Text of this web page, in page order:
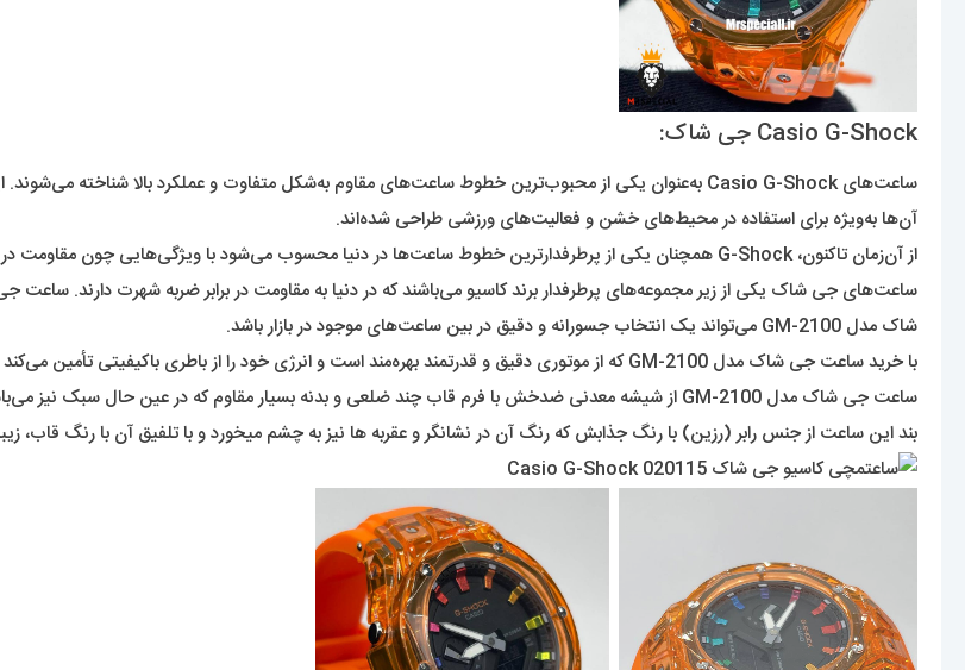
Casio G-Shock جی شاک:
ساعت‌های Casio G-Shock به‌عنوان یکی از محبوب‌ترین خطوط ساعت‌های مقاوم به‌شکل متفاوت و عملکرد بالا شناخته می‌شوند. این ساعت‌ها در دهه ۱۹۸۰ معرفی شدند و بخشی از کمپانی Casio هستند.
آن‌ها به‌ویژه برای استفاده در محیط‌های خشن و فعالیت‌های ورزشی طراحی شده‌اند.
از آن‌زمان تاکنون، G-Shock همچنان یکی از پرطرفدارترین خطوط ساعت‌ها در دنیا محسوب می‌شود با ویژگی‌هایی چون مقاومت در برابر ضربه، ضدآب بودن و دقت در نمایش زمان.
شاک مدل GM-2100 می‌تواند یک انتخاب جسورانه و دقیق در بین ساعت‌های موجود در بازار باشد.
با خرید ساعت جی شاک مدل GM-2100 که از موتوری دقیق و قدرتمند بهره‌مند است و انرژی خود را از باطری باکیفیتی تأمین می‌کند تا به دو صورت آنالوگ و دیجیتال زمان را برای شما به نمایش گذارد.
ساعت جی شاک مدل GM-2100 از شیشه معدنی ضدخش با فرم قاب چند ضلعی و بدنه بسیار مقاوم که در عین حال سبک نیز می‌باشد و در برابر ضربه و آب از دوام و استقاومت بالایی برخوردار است.
بند این ساعت از جنس رابر (رزین) با رنگ جذابش که رنگ آن در نشانگر و عقربه ها نیز به چشم میخورد و با تلفیق آن با رنگ قاب،